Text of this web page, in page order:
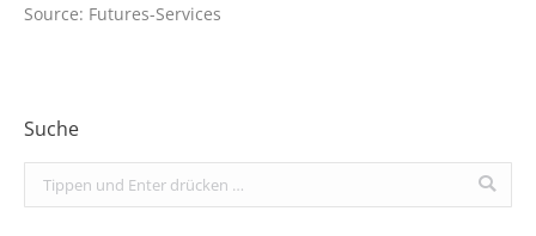
Source: Futures-Services
Suche
Search: